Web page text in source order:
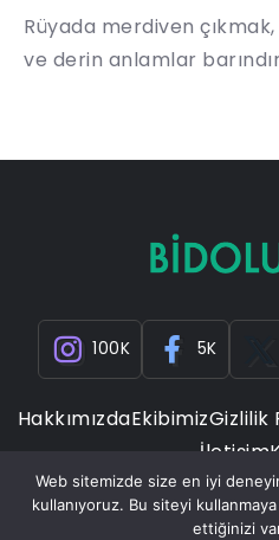
Rüyada merdiven
ve derin anlamlar
100K 5K
HakkımızdaEkibimizGizlilik
İletişim
Web sitemizde size en iyi
kullanıyoruz. Bu siteyi
ettiğinizi